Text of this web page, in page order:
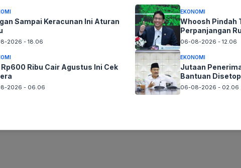
Sampai Keracunan Ini Aturan
2026 - 18.06
EKONOMI
Whoosh Pindah
Perpanjangan
06-08-2026 - 12.06
Rp600 Ribu Cair Agustus Ini Cek
2026 - 06.06
EKONOMI
Jutaan
Bantuan Disetop
06-08-2026 - 02.06